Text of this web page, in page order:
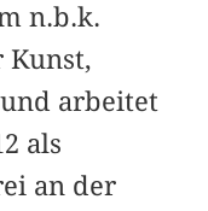
n.b.k.
Kunst,
arbeitet
als
an der